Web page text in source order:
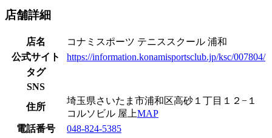
店舗詳細
店名
コナミスポーツ テニススクール 浦和
公式サイト
https://information.konamisportsclub.jp/ksc/007804/
タグ
SNS
住所
埼玉県さいたま市浦和区高砂１丁目１２−１
コルソビル 屋上MAP
電話番号
048-824-5385